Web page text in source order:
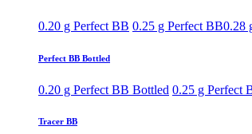
0.20 g Perfect BB 0.25 g Perfect BB0.28
Perfect BB Bottled
0.20 g Perfect BB Bottled 0.25 g Perfect
Tracer BB